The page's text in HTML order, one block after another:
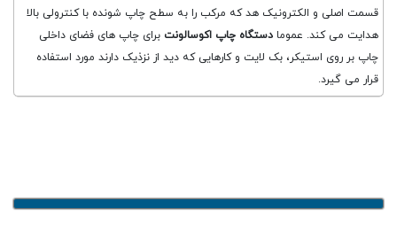
قسمت اصلی و الکترونیک هد که مرکب را به سطح چاپ شونده با کنترولی بالا
هدایت می کند. عموما دستگاه چاپ اکوسالونت برای چاپ های فضای داخلی
چاپ بر روی استیکر، بک لایت و کارهایی که دید از نزذیک دارند مورد استفاده
قرار می گیرد.